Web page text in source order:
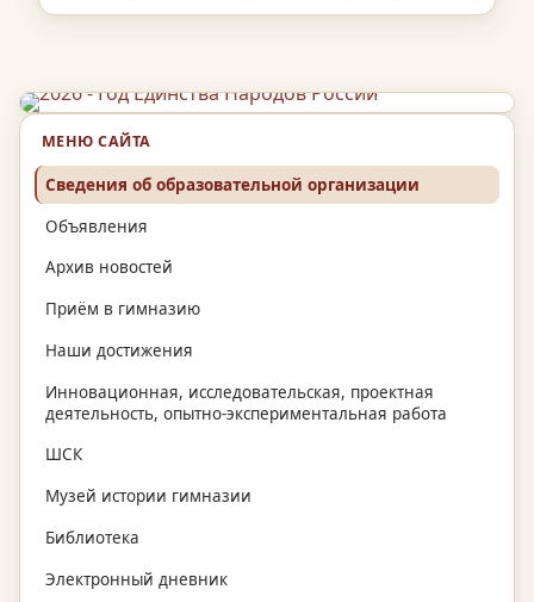
МЕНЮ САЙТА
Сведения об образовательной организации
Объявления
Архив новостей
Приём в гимназию
Наши достижения
Инновационная, исследовательская, проектная
деятельность, опытно-экспериментальная работа
ШСК
Музей истории гимназии
Библиотека
Электронный дневник